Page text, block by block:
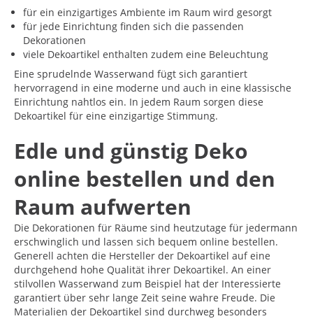
für ein einzigartiges Ambiente im Raum wird gesorgt
für jede Einrichtung finden sich die passenden
Dekorationen
viele Dekoartikel enthalten zudem eine Beleuchtung
Eine sprudelnde Wasserwand fügt sich garantiert
hervorragend in eine moderne und auch in eine klassische
Einrichtung nahtlos ein. In jedem Raum sorgen diese
Dekoartikel für eine einzigartige Stimmung.
Edle und günstig Deko
online bestellen und den
Raum aufwerten
Die Dekorationen für Räume sind heutzutage für jedermann
erschwinglich und lassen sich bequem online bestellen.
Generell achten die Hersteller der Dekoartikel auf eine
durchgehend hohe Qualität ihrer Dekoartikel. An einer
stilvollen Wasserwand zum Beispiel hat der Interessierte
garantiert über sehr lange Zeit seine wahre Freude. Die
Materialien der Dekoartikel sind durchweg besonders